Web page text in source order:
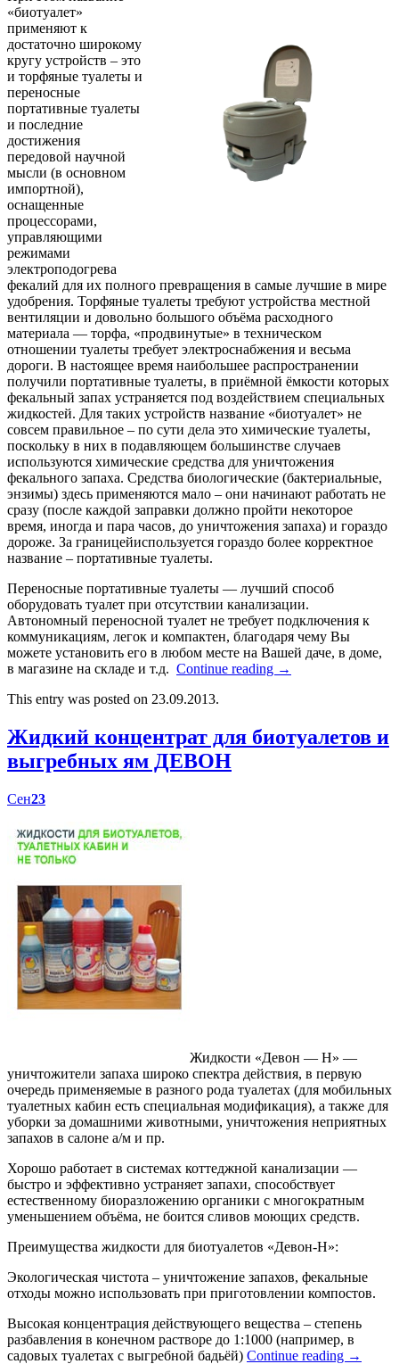
«биотуалет»
применяют к
достаточно широкому
кругу устройств – это
и торфяные туалеты и
переносные
портативные туалеты
и последние
достижения
передовой научной
мысли (в основном
импортной),
оснащенные
процессорами,
управляющими
режимами
электроподогрева
фекалий для их полного превращения в самые лучшие в мире
удобрения. Торфяные туалеты требуют устройства местной
вентиляции и довольно большого объёма расходного
материала — торфа, «продвинутые» в техническом
отношении туалеты требует электроснабжения и весьма
дороги. В настоящее время наибольшее распространении
получили портативные туалеты, в приёмной ёмкости которых
фекальный запах устраняется под воздействием специальных
жидкостей. Для таких устройств название «биотуалет» не
совсем правильное – по сути дела это химические туалеты,
поскольку в них в подавляющем большинстве случаев
используются химические средства для уничтожения
фекального запаха. Средства биологические (бактериальные,
энзимы) здесь применяются мало – они начинают работать не
сразу (после каждой заправки должно пройти некоторое
время, иногда и пара часов, до уничтожения запаха) и гораздо
дороже. За границейиспользуется гораздо более корректное
название – портативные туалеты.
Переносные портативные туалеты — лучший способ
оборудовать туалет при отсутствии канализации.
Автономный переносной туалет не требует подключения к
коммуникациям, легок и компактен, благодаря чему Вы
можете установить его в любом месте на Вашей даче, в доме,
в магазине на складе и т.д. Continue reading →
This entry was posted on 23.09.2013.
Жидкий концентрат для биотуалетов и
выгребных ям ДЕВОН
Сен23
Жидкости «Девон — Н» —
уничтожители запаха широко спектра действия, в первую
очередь применяемые в разного рода туалетах (для мобильных
туалетных кабин есть специальная модификация), а также для
уборки за домашними животными, уничтожения неприятных
запахов в салоне а/м и пр.
Хорошо работает в системах коттеджной канализации —
быстро и эффективно устраняет запахи, способствует
естественному биоразложению органики с многократным
уменьшением объёма, не боится сливов моющих средств.
Преимущества жидкости для биотуалетов «Девон-Н»:
Экологическая чистота – уничтожение запахов, фекальные
отходы можно использовать при приготовлении компостов.
Высокая концентрация действующего вещества – степень
разбавления в конечном растворе до 1:1000 (например, в
садовых туалетах с выгребной бадьёй) Continue reading →